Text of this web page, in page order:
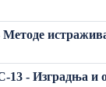
- Изградња и